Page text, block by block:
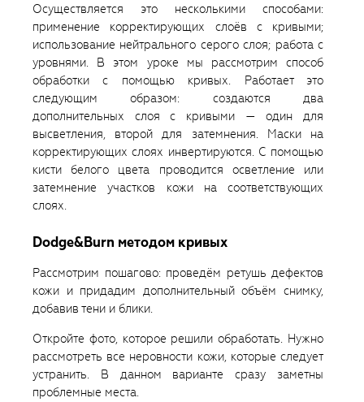
Осуществляется это несколькими способами:
применение корректирующих слоёв с кривыми;
использование нейтрального серого слоя; работа с
уровнями. В этом уроке мы рассмотрим способ
обработки с помощью кривых. Работает это
следующим образом: создаются два
дополнительных слоя с кривыми — один для
высветления, второй для затемнения. Маски на
корректирующих слоях инвертируются. С помощью
кисти белого цвета проводится осветление или
затемнение участков кожи на соответствующих
слоях.
Dodge&Burn методом кривых
Рассмотрим пошагово: проведём ретушь дефектов
кожи и придадим дополнительный объём снимку,
добавив тени и блики.
Откройте фото, которое решили обработать. Нужно
рассмотреть все неровности кожи, которые следует
устранить. В данном варианте сразу заметны
проблемные места.